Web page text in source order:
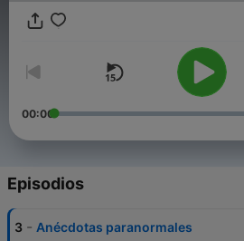
00:00
Episodios
3 - Anécdotas paranormales